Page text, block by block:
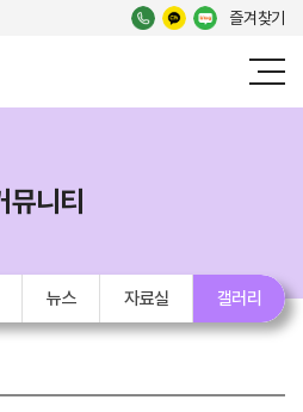
즐겨찾기
뮤니티
뉴스 자료실 갤러리